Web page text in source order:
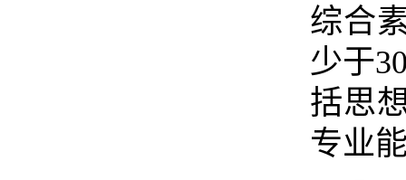
综合
少于
括思
专业